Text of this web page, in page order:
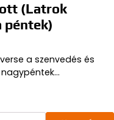
(Latrok
péntek)
a szenvedés és